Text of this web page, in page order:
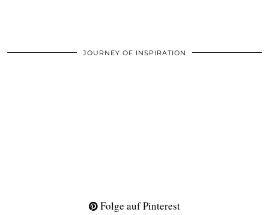
JOURNEY OF INSPIRATION
Folge auf Pinterest